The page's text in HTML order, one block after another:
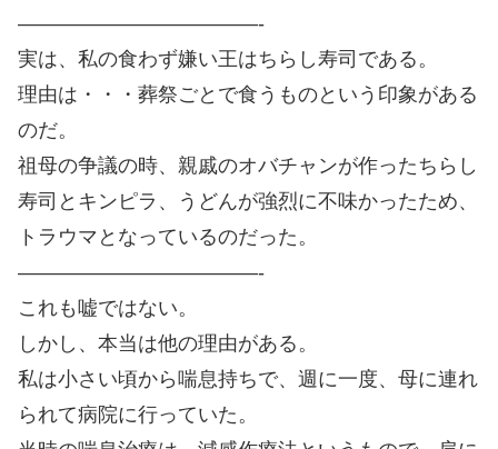
————————————-
実は、私の食わず嫌い王はちらし寿司である。
理由は・・・葬祭ごとで食うものという印象がある
のだ。
祖母の争議の時、親戚のオバチャンが作ったちらし
寿司とキンピラ、うどんが強烈に不味かったため、
トラウマとなっているのだった。
————————————-
これも嘘ではない。
しかし、本当は他の理由がある。
私は小さい頃から喘息持ちで、週に一度、母に連れ
られて病院に行っていた。